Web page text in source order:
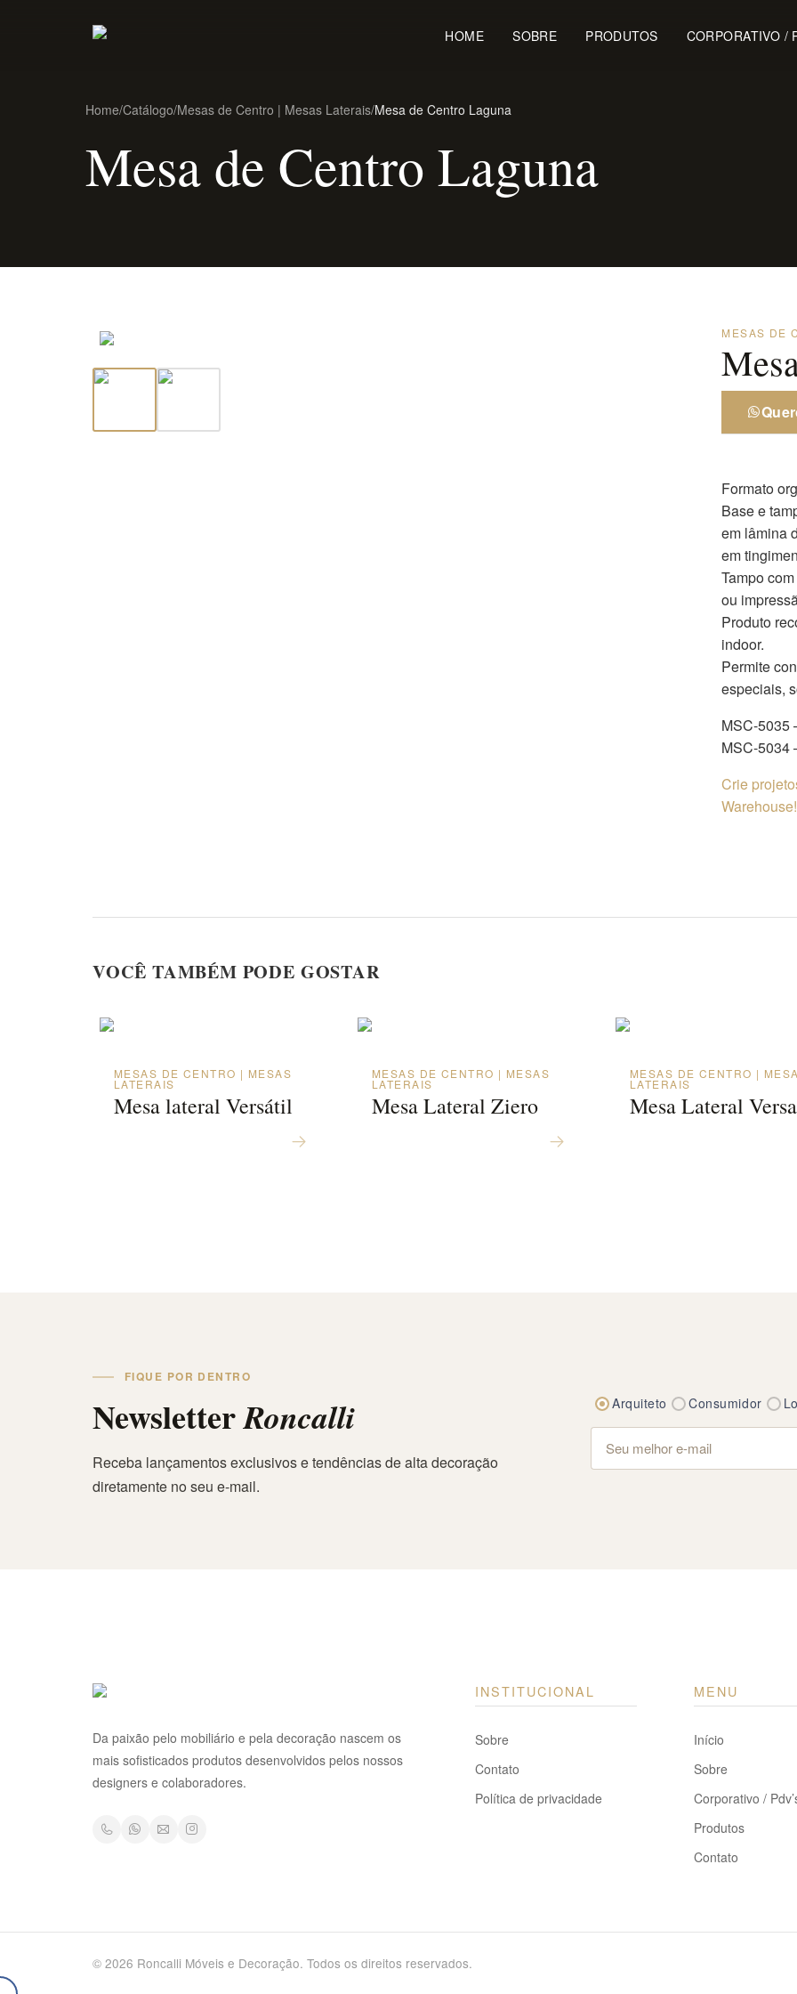
HOME SOBRE PRODUTOS CORPORATIVO /
Home/Catálogo/Mesas de Centro | Mesas Laterais/Mesa de Centro Laguna
Mesa de Centro Laguna
MESAS DE
Formato
Base e
em lâmina
em
Tampo
ou
Produto
indoor.
Permite
especiais,
MSC-5035
MSC-5034
Crie
VOCÊ TAMBÉM PODE GOSTAR
MESAS DE CENTRO | MESAS
LATERAIS
Mesa lateral Versátil
MESAS DE CENTRO | MESAS
LATERAIS
Mesa Lateral Ziero
MESAS DE CENTRO |
LATERAIS
Mesa Lateral Versa
FIQUE POR DENTRO
NewsletterRoncalli
Receba lançamentos exclusivos e tendências de alta decoração
diretamente no seu e-mail.
Arquiteto Consumidor
Da paixão pelo mobiliário e pela decoração nascem os
mais sofisticados produtos desenvolvidos pelos nossos
designers e colaboradores.
INSTITUCIONAL
Sobre
Contato
Política de privacidade
MENU
Início
Sobre
Corporativo /
Produtos
Contato
© 2026 Roncalli Móveis e Decoração. Todos os direitos reservados.